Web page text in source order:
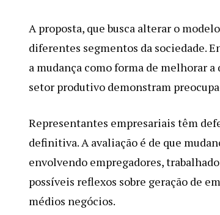
A proposta, que busca alterar o
diferentes segmentos da sociedade.
a mudança como forma de melhorar
setor produtivo demonstram
Representantes empresariais têm
definitiva. A avaliação é de que
envolvendo empregadores,
possíveis reflexos sobre geração de
médios negócios.